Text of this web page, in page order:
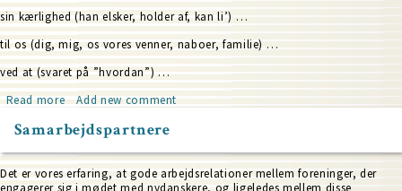
sin kærlighed (han elsker, holder af, kan li’) …
til os (dig, mig, os vores venner, naboer, familie) …
ved at (svaret på ”hvordan”) …
Read moreabout
Underet
hedder
Jesus
Add new comment
Samarbejdspartnere
Det er vores erfaring, at gode arbejdsrelationer mellem foreninger, der
engagerer sig i mødet med nydanskere, og ligeledes mellem disse